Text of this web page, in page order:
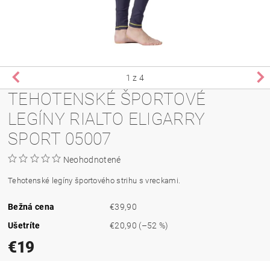
1 z 4
TEHOTENSKÉ ŠPORTOVÉ
LEGÍNY RIALTO ELIGARRY
SPORT 05007
Neohodnotené
Tehotenské legíny športového strihu s vreckami.
Bežná cena
€39,90
Ušetríte
€20,90 (–52 %)
€19